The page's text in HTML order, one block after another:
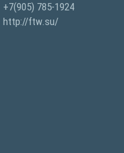
+7(905) 785-1924
http://ftw.su/